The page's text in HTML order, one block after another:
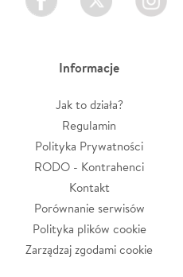
Informacje
Jak to działa?
Regulamin
Polityka Prywatności
RODO - Kontrahenci
Kontakt
Porównanie serwisów
Polityka plików cookie
Zarządzaj zgodami cookie